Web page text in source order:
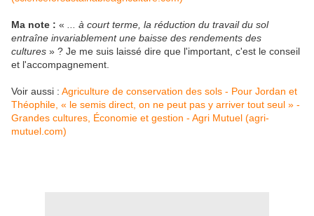
Ma note : «
... à court terme, la réduction du travail du sol
entraîne invariablement une baisse des rendements des
cultures » ? Je me suis laissé dire que l'important, c'est le conseil
et l'accompagnement.
Voir aussi : Agriculture de conservation des sols - Pour Jordan et
Théophile, « le semis direct, on ne peut pas y arriver tout seul » -
Grandes cultures, Économie et gestion - Agri Mutuel (agri-
mutuel.com)